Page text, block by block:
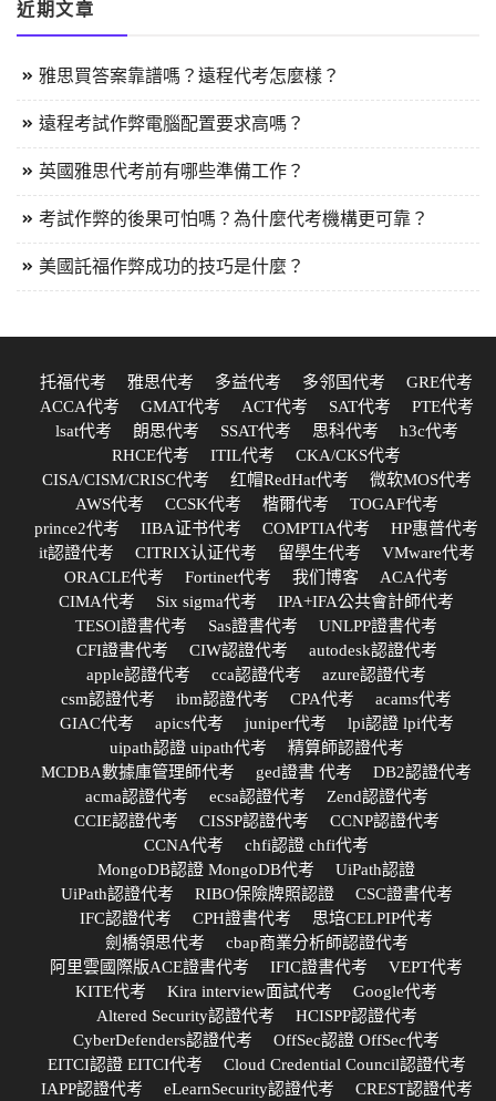
近期文章
雅思買答案靠譜嗎？遠程代考怎麼樣？
遠程考試作弊電腦配置要求高嗎？
英國雅思代考前有哪些準備工作？
考試作弊的後果可怕嗎？為什麼代考機構更可靠？
美國託福作弊成功的技巧是什麼？
托福代考 雅思代考 多益代考 多邻国代考
GRE代考
ACCA代考
GMAT代考 ACT代考 SAT代考
PTE代考
lsat代考
朗思代考 SSAT代考 思科代考
h3c代考
RHCE代考
ITIL代考
CKA/CKS代考
CISA/CISM/CRISC代考
红帽RedHat代考
微软MOS代考
AWS代考
CCSK代考 楷爾代考
TOGAF代考
prince2代考
IIBA证书代考 COMPTIA代考
HP惠普代考
it認證代考
CITRIX认证代考 留學生代考
VMware代考
ORACLE代考
Fortinet代考 我们博客
ACA代考
CIMA代考
Six sigma代考
IPA+IFA公共會計師代考
TESOl證書代考
Sas證書代考
UNLPP證書代考
CFI證書代考
CIW認證代考
autodesk認證代考
apple認證代考
cca認證代考
azure認證代考
csm認證代考
ibm認證代考 CPA代考
acams代考
GIAC代考
apics代考 juniper代考
lpi認證 lpi代考
uipath認證 uipath代考
精算師認證代考
MCDBA數據庫管理師代考
ged證書 代考
DB2認證代考
acma認證代考
ecsa認證代考
Zend認證代考
CCIE認證代考
CISSP認證代考
CCNP認證代考
CCNA代考
chfi認證 chfi代考
MongoDB認證 MongoDB代考
UiPath認證
UiPath認證代考
RIBO保險牌照認證
CSC證書代考
IFC認證代考
CPH證書代考
思培CELPIP代考
劍橋領思代考
cbap商業分析師認證代考
阿里雲國際版ACE證書代考
IFIC證書代考
VEPT代考
KITE代考
Kira interview面試代考
Google代考
Altered Security認證代考
HCISPP認證代考
CyberDefenders認證代考
OffSec認證 OffSec代考
EITCI認證 EITCI代考
Cloud Credential Council認證代考
IAPP認證代考
eLearnSecurity認證代考
CREST認證代考